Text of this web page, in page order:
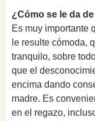
¿Cómo se le da
Es muy importante
le resulte cómoda,
tranquilo, sobre
que el
encima dando
madre. Es
en el regazo,